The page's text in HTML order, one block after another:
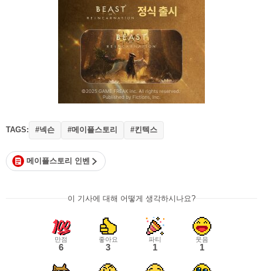
TAGS: #넥슨 #메이플스토리 #킨텍스
메이플스토리 인벤
이 기사에 대해 어떻게 생각하시나요?
만점
6
좋아요
3
파티
1
웃음
1